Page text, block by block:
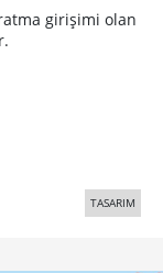
girişimi olan
TASARIM